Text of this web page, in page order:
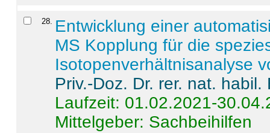
28. Entwicklung einer
MS Kopplung für die
Isotopenverhältnisanalyse
Priv.-Doz. Dr. rer. nat.
Laufzeit: 01.02.2021-
Mittelgeber: Sachbeihilfen